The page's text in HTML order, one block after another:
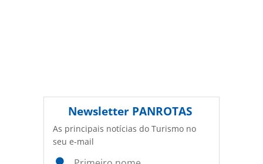
Newsletter PANROTAS
As principais notícias do Turismo no
seu e-mail